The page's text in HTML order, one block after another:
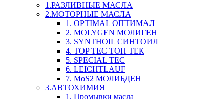
1.РАЗЛИВНЫЕ МАСЛА
2.МОТОРНЫЕ МАСЛА
1. OPTIMAL ОПТИМАЛ
2. MOLYGEN МОЛИГЕН
3. SYNTHOIL СИНТОИЛ
4. TOP TEC ТОП ТЕК
5. SPECIAL TEC
6. LEICHTLAUF
7. MoS2 МОЛИБДЕН
3.АВТОХИМИЯ
1. Промывки масла